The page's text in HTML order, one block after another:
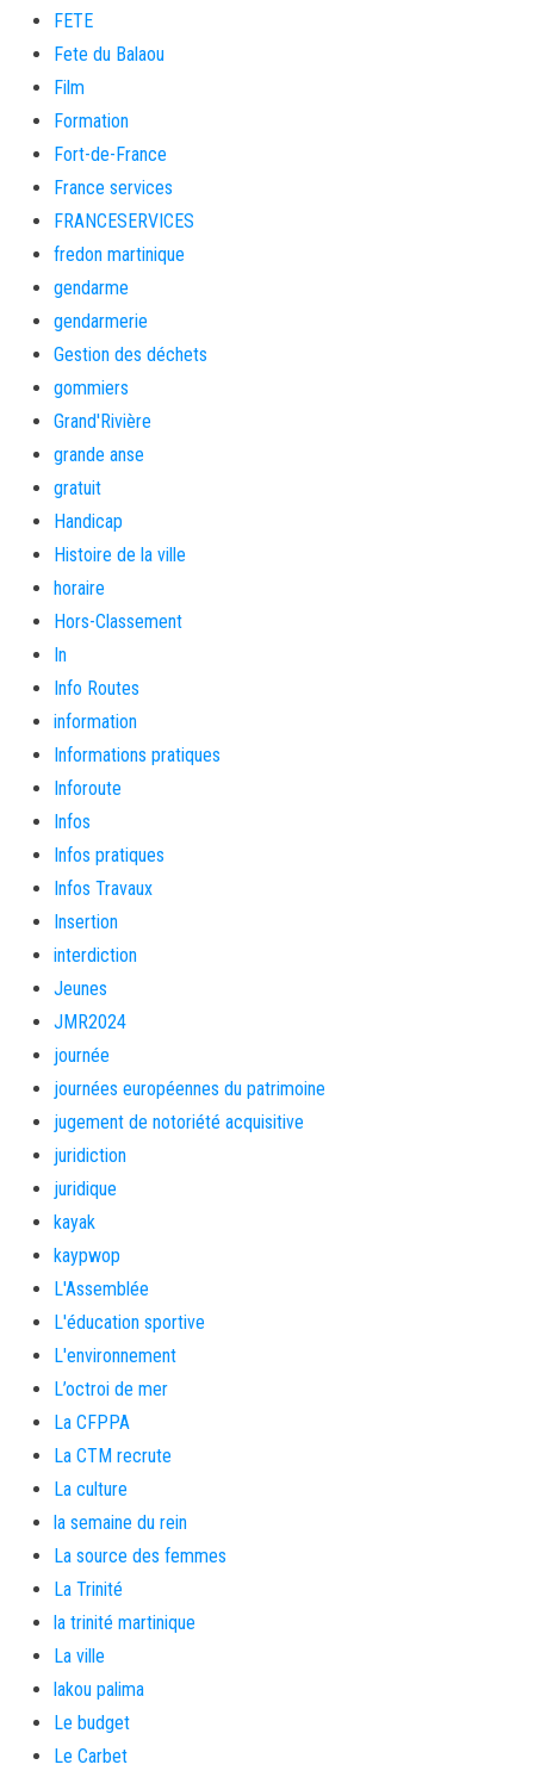
FETE
Fete du Balaou
Film
Formation
Fort-de-France
France services
FRANCESERVICES
fredon martinique
gendarme
gendarmerie
Gestion des déchets
gommiers
Grand'Rivière
grande anse
gratuit
Handicap
Histoire de la ville
horaire
Hors-Classement
In
Info Routes
information
Informations pratiques
Inforoute
Infos
Infos pratiques
Infos Travaux
Insertion
interdiction
Jeunes
JMR2024
journée
journées européennes du patrimoine
jugement de notoriété acquisitive
juridiction
juridique
kayak
kaypwop
L'Assemblée
L'éducation sportive
L'environnement
L’octroi de mer
La CFPPA
La CTM recrute
La culture
la semaine du rein
La source des femmes
La Trinité
la trinité martinique
La ville
lakou palima
Le budget
Le Carbet